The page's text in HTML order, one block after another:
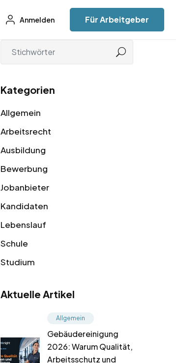
Anmelden Für Arbeitgeber
Kategorien
Allgemein
Arbeitsrecht
Ausbildung
Bewerbung
Jobanbieter
Kandidaten
Lebenslauf
Schule
Studium
Aktuelle Artikel
Allgemein
Gebäudereinigung
2026: Warum Qualität,
Arbeitsschutz und